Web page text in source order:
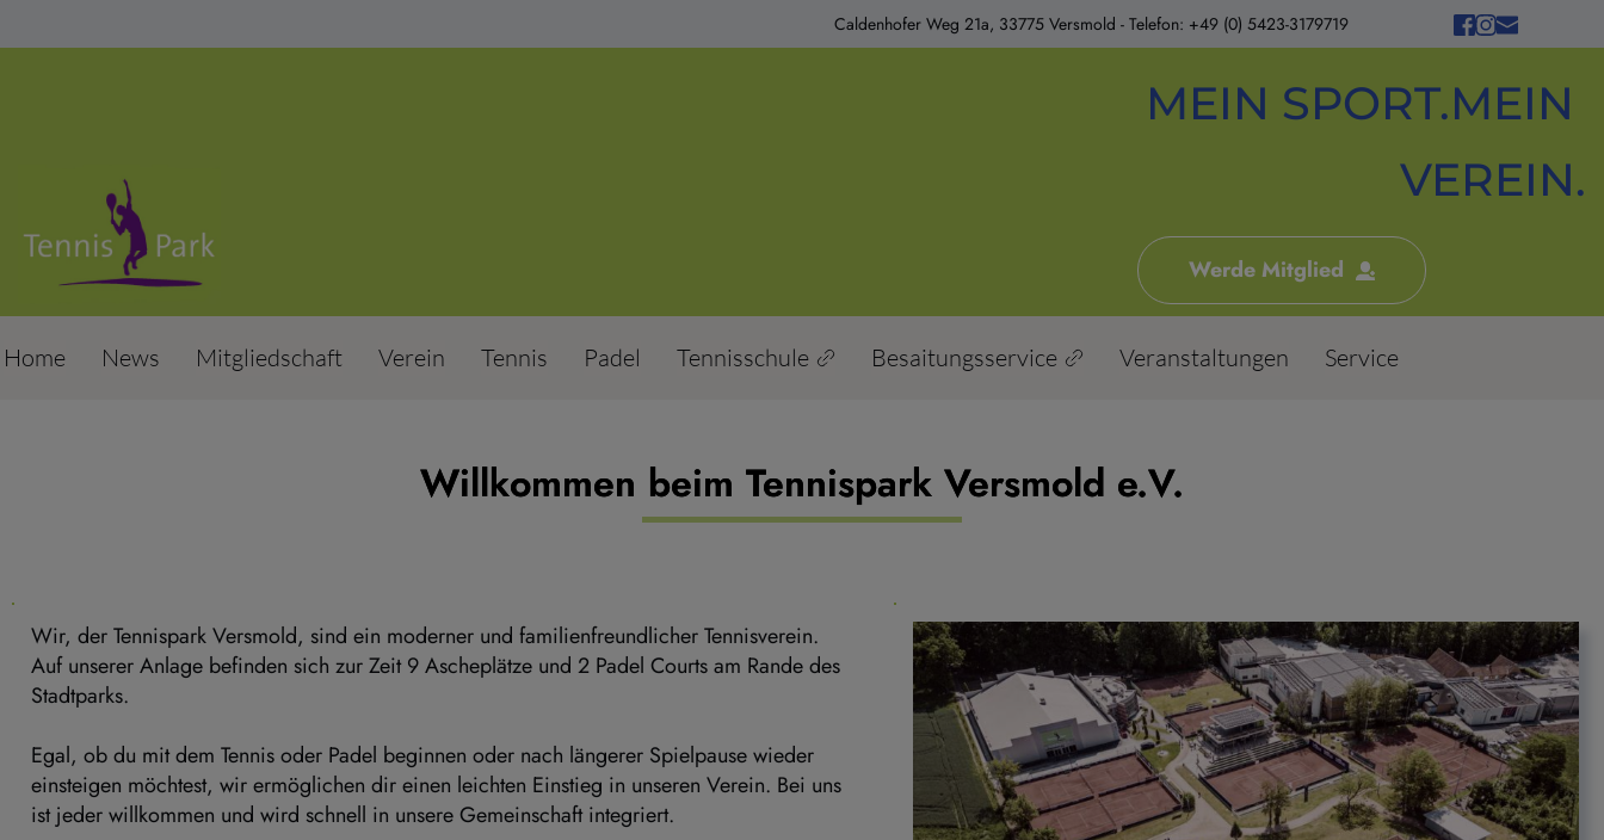
Caldenhofer Weg 21a, 33775 Versmold - Telefon: +49 (0) 5423-3179719
MEIN SPORT.MEIN
VEREIN.
Werde Mitglied
Home News Mitgliedschaft Verein Tennis Padel Tennisschule Besaitungsservice Veranstaltungen Service
Willkommen beim Tennispark Versmold e.V.
Wir, der Tennispark Versmold, sind ein moderner und familienfreundlicher Tennisverein.
Auf unserer Anlage befinden sich zur Zeit 9 Ascheplätze und 2 Padel Courts am Rande des
Stadtparks.
Egal, ob du mit dem Tennis oder Padel beginnen oder nach längerer Spielpause wieder
einsteigen möchtest, wir ermöglichen dir einen leichten Einstieg in unseren Verein. Bei uns
ist jeder willkommen und wird schnell in unsere Gemeinschaft integriert.